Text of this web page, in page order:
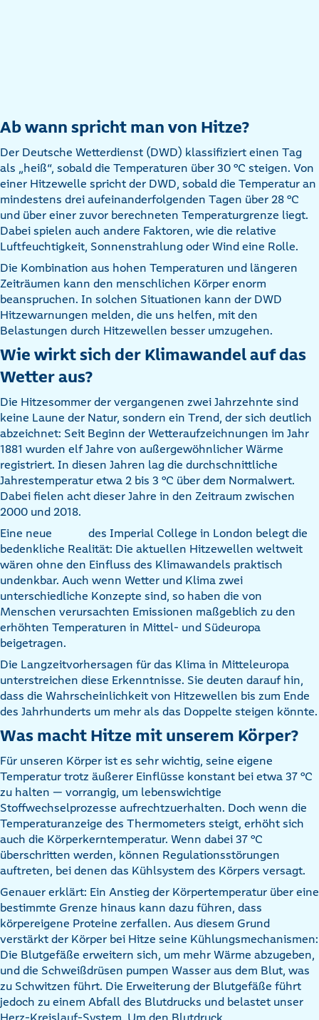
Ab wann spricht man von Hitze?
Der Deutsche Wetterdienst (DWD) klassifiziert einen Tag
als „heiß“, sobald die Temperaturen über 30 °C steigen. Von
einer Hitzewelle spricht der DWD, sobald die Temperatur an
mindestens drei aufeinanderfolgenden Tagen über 28 °C
und über einer zuvor berechneten Temperaturgrenze liegt.
Dabei spielen auch andere Faktoren, wie die relative
Luftfeuchtigkeit, Sonnenstrahlung oder Wind eine Rolle.
Die Kombination aus hohen Temperaturen und längeren
Zeiträumen kann den menschlichen Körper enorm
beanspruchen. In solchen Situationen kann der DWD
Hitzewarnungen melden, die uns helfen, mit den
Belastungen durch Hitzewellen besser umzugehen.
Wie wirkt sich der Klimawandel auf das
Wetter aus?
Die Hitzesommer der vergangenen zwei Jahrzehnte sind
keine Laune der Natur, sondern ein Trend, der sich deutlich
abzeichnet: Seit Beginn der Wetteraufzeichnungen im Jahr
1881 wurden elf Jahre von außergewöhnlicher Wärme
registriert. In diesen Jahren lag die durchschnittliche
Jahrestemperatur etwa 2 bis 3 °C über dem Normalwert.
Dabei fielen acht dieser Jahre in den Zeitraum zwischen
2000 und 2018.
Eine neue
des Imperial College in London belegt die
bedenkliche Realität: Die aktuellen Hitzewellen weltweit
wären ohne den Einfluss des Klimawandels praktisch
undenkbar. Auch wenn Wetter und Klima zwei
unterschiedliche Konzepte sind, so haben die von
Menschen verursachten Emissionen maßgeblich zu den
erhöhten Temperaturen in Mittel- und Südeuropa
beigetragen.
Die Langzeitvorhersagen für das Klima in Mitteleuropa
unterstreichen diese Erkenntnisse. Sie deuten darauf hin,
dass die Wahrscheinlichkeit von Hitzewellen bis zum Ende
des Jahrhunderts um mehr als das Doppelte steigen könnte.
Was macht Hitze mit unserem Körper?
Für unseren Körper ist es sehr wichtig, seine eigene
Temperatur trotz äußerer Einflüsse konstant bei etwa 37 °C
zu halten — vorrangig, um lebenswichtige
Stoffwechselprozesse aufrechtzuerhalten. Doch wenn die
Temperaturanzeige des Thermometers steigt, erhöht sich
auch die Körperkerntemperatur. Wenn dabei 37 °C
überschritten werden, können Regulationsstörungen
auftreten, bei denen das Kühlsystem des Körpers versagt.
Genauer erklärt: Ein Anstieg der Körpertemperatur über eine
bestimmte Grenze hinaus kann dazu führen, dass
körpereigene Proteine zerfallen. Aus diesem Grund
verstärkt der Körper bei Hitze seine Kühlungsmechanismen:
Die Blutgefäße erweitern sich, um mehr Wärme abzugeben,
und die Schweißdrüsen pumpen Wasser aus dem Blut, was
zu Schwitzen führt. Die Erweiterung der Blutgefäße führt
jedoch zu einem Abfall des Blutdrucks und belastet unser
Herz-Kreislauf-System. Um den Blutdruck